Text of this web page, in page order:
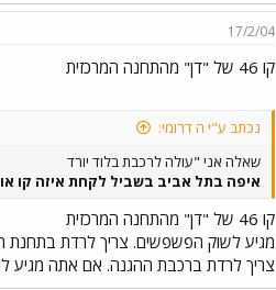
17/2/04
קו 46 של "דן" מהתחנה המרכזית
נכתב ע"י ה דרומי:
שאלה אני "עולה לרכבת בלוד יורד
איפה בתל אביב בשביל לקחת איזה קו
קו 46 של "דן" מהתחנה המרכזית
מגיע לשוק הפשפשים. צריך לרדת בתחנת
צריך לרדת ברכבת ההגנה. אם אתה מגיע לרכבת ארלוזרוב אפשר לקחת קו 10